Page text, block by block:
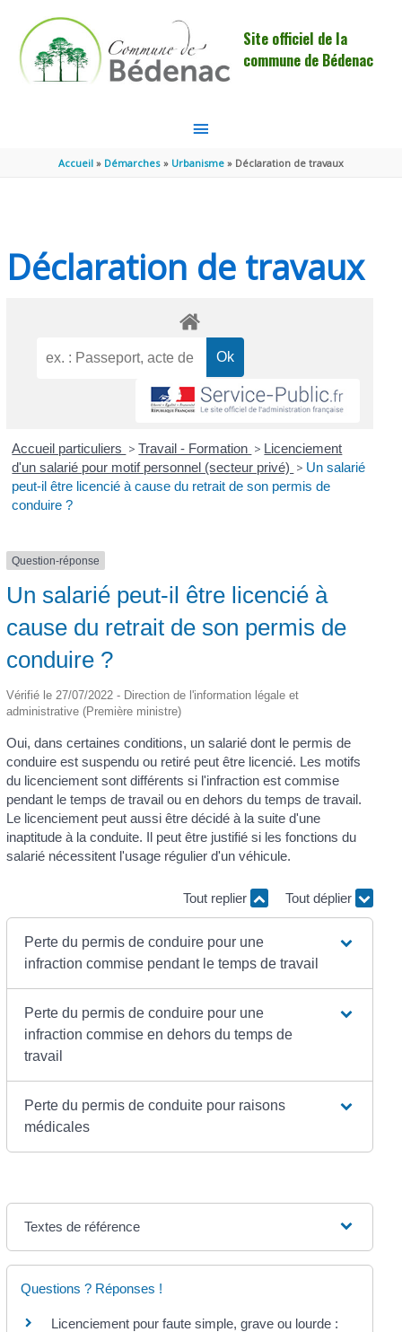
Site officiel de la
commune de Bédenac
MENU
PRINCIPAL
Accueil Démarches Urbanisme Déclaration de travaux
Déclaration de travaux
Accueil particuliers > Travail - Formation > Licenciement
d'un salarié pour motif personnel (secteur privé) > Un salarié
peut-il être licencié à cause du retrait de son permis de
conduire ?
Question-réponse
Un salarié peut-il être licencié à
cause du retrait de son permis de
conduire ?
Vérifié le 27/07/2022 - Direction de l'information légale et
administrative (Première ministre)
Oui, dans certaines conditions, un salarié dont le permis de
conduire est suspendu ou retiré peut être licencié. Les motifs
du licenciement sont différents si l'infraction est commise
pendant le temps de travail ou en dehors du temps de travail.
Le licenciement peut aussi être décidé à la suite d'une
inaptitude à la conduite. Il peut être justifié si les fonctions du
salarié nécessitent l'usage régulier d'un véhicule.
Tout replier Tout déplier
Perte du permis de conduire pour une
infraction commise pendant le temps de travail
Perte du permis de conduire pour une
infraction commise en dehors du temps de
travail
Perte du permis de conduite pour raisons
médicales
Textes de référence
Questions ? Réponses !
Licenciement pour faute simple, grave ou lourde :